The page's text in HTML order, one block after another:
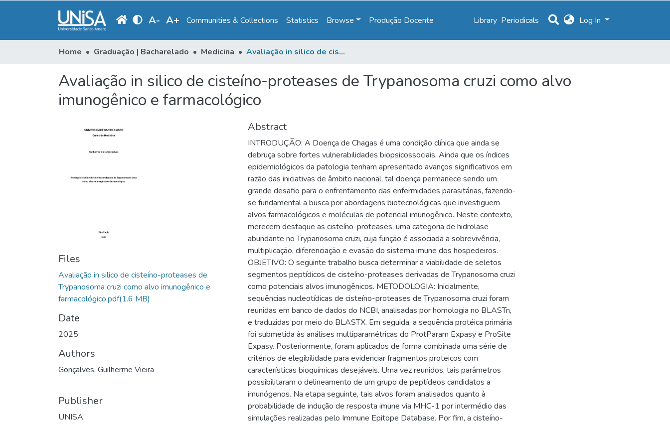
A- A+ Communities & Collections Statistics Browse Produção Docente Library Periodicals Log In
Home Graduação | Bacharelado Medicina Avaliação in silico de cisteíno-proteases de Trypanosoma cruzi como alvo imunogênico e farmacológico
Avaliação in silico de cisteíno-proteases de Trypanosoma cruzi como alvo
imunogênico e farmacológico
Files
Avaliação in silico de cisteíno-proteases de
Trypanosoma cruzi como alvo imunogênico e
farmacológico.pdf(1.6 MB)
Date
2025
Authors
Gonçalves, Guilherme Vieira
Publisher
UNISA
Abstract
INTRODUÇÃO: A Doença de Chagas é uma condição clínica que ainda se
debruça sobre fortes vulnerabilidades biopsicossociais. Ainda que os índices
epidemiológicos da patologia tenham apresentado avanços significativos em
razão das iniciativas de âmbito nacional, tal doença permanece sendo um
grande desafio para o enfrentamento das enfermidades parasitárias, fazendo-
se fundamental a busca por abordagens biotecnológicas que investiguem
alvos farmacológicos e moléculas de potencial imunogênico. Neste contexto,
merecem destaque as cisteíno-proteases, uma categoria de hidrolase
abundante no Trypanosoma cruzi, cuja função é associada a sobrevivência,
multiplicação, diferenciação e evasão do sistema imune dos hospedeiros.
OBJETIVO: O seguinte trabalho busca determinar a viabilidade de seletos
segmentos peptídicos de cisteíno-proteases derivadas de Trypanosoma cruzi
como potenciais alvos imunogênicos. METODOLOGIA: Inicialmente,
sequências nucleotídicas de cisteíno-proteases de Trypanosoma cruzi foram
reunidas em banco de dados do NCBI, analisadas por homologia no BLASTn,
e traduzidas por meio do BLASTX. Em seguida, a sequência protéica primária
foi submetida às análises multiparamétricas do ProtParam Expasy e ProSite
Expasy. Posteriormente, foram aplicados de forma combinada uma série de
critérios de elegibilidade para evidenciar fragmentos proteicos com
características bioquímicas desejáveis. Uma vez reunidos, tais parâmetros
possibilitaram o delineamento de um grupo de peptídeos candidatos a
imunógenos. Na etapa seguinte, tais alvos foram analisados quanto à
probabilidade de indução de resposta imune via MHC-1 por intermédio das
simulações realizadas pelo Immune Epitope Database. Por fim, a cisteíno-